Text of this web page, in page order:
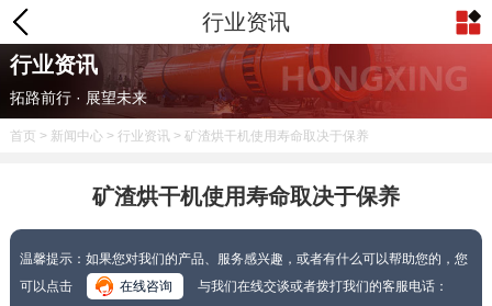
行业资讯
行业资讯
拓路前行 · 展望未来
首页 > 新闻中心> 行业资讯> 矿渣烘干机使用寿命取决于保养
矿渣烘干机使用寿命取决于保养
温馨提示：如果您对我们的产品、服务感兴趣，或者有什么可以帮助您的，您
可以点击
在线咨询 与我们在线交谈或者拨打我们的客服电话：